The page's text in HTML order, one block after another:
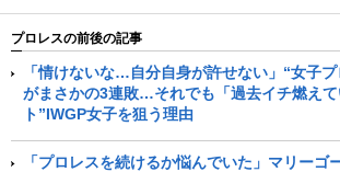
プロレスの前後の記事
「情けないな…自分自身が許せない」“女子
がまさかの3連敗…それでも「過去イチ燃え
ト”IWGP女子を狙う理由
「プロレスを続けるか悩んでいた」マリーゴ